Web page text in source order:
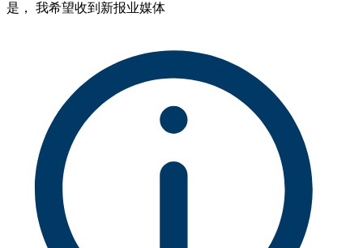
是， 我希望收到新报业媒体